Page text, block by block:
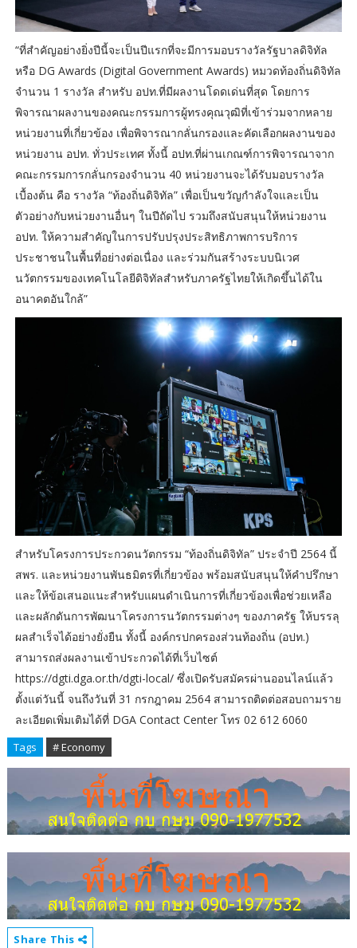
“ที่สำคัญอย่างยิ่งปีนี้จะเป็นปีแรกที่จะมีการมอบรางวัลรัฐบาลดิจิทัล
หรือ DG Awards (Digital Government Awards) หมวดท้องถิ่นดิจิทัล
จำนวน 1 รางวัล สำหรับ อปท.ที่มีผลงานโดดเด่นที่สุด โดยการ
พิจารณาผลงานของคณะกรรมการผู้ทรงคุณวุฒิที่เข้าร่วมจากหลาย
หน่วยงานที่เกี่ยวข้อง เพื่อพิจารณากลั่นกรองและคัดเลือกผลงานของ
หน่วยงาน อปท. ทั่วประเทศ ทั้งนี้ อปท.ที่ผ่านเกณฑ์การพิจารณาจาก
คณะกรรมการกลั่นกรองจำนวน 40 หน่วยงานจะได้รับมอบรางวัล
เบื้องต้น คือ รางวัล “ท้องถิ่นดิจิทัล” เพื่อเป็นขวัญกำลังใจและเป็น
ตัวอย่างกับหน่วยงานอื่นๆ ในปีถัดไป รวมถึงสนับสนุนให้หน่วยงาน
อปท. ให้ความสำคัญในการปรับปรุงประสิทธิภาพการบริการ
ประชาชนในพื้นที่อย่างต่อเนื่อง และร่วมกันสร้างระบบนิเวศ
นวัตกรรมของเทคโนโลยีดิจิทัลสำหรับภาครัฐไทยให้เกิดขึ้นได้ใน
อนาคตอันใกล้”
สำหรับโครงการประกวดนวัตกรรม “ท้องถิ่นดิจิทัล” ประจำปี 2564 นี้
สพร. และหน่วยงานพันธมิตรที่เกี่ยวข้อง พร้อมสนับสนุนให้คำปรึกษา
และให้ข้อเสนอแนะสำหรับแผนดำเนินการที่เกี่ยวข้องเพื่อช่วยเหลือ
และผลักดันการพัฒนาโครงการนวัตกรรมต่างๆ ของภาครัฐ ให้บรรลุ
ผลสำเร็จได้อย่างยั่งยืน ทั้งนี้ องค์กรปกครองส่วนท้องถิ่น (อปท.)
สามารถส่งผลงานเข้าประกวดได้ที่เว็บไซต์
https://dgti.dga.or.th/dgti-local/ ซึ่งเปิดรับสมัครผ่านออนไลน์แล้ว
ตั้งแต่วันนี้ จนถึงวันที่ 31 กรกฎาคม 2564 สามารถติดต่อสอบถามราย
ละเอียดเพิ่มเติมได้ที่ DGA Contact Center โทร 02 612 6060
Tags # Economy
Share This